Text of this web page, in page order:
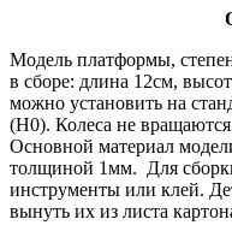
Модель платформы,
в сборе: длина 12см,
можно установить на
(H0). Колеса не
Основной материал
толщиной 1мм. Для
инструменты или клей.
вынуть их из листа